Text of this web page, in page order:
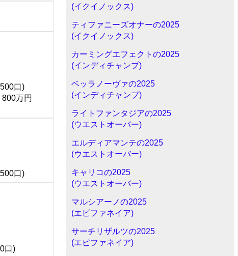
口)
800万円
口)
口)
(イクイノックス)
ティファニーズオナーの2025
(イクイノックス)
カーミングエフェクトの2025
(インディチャンプ)
ベッラノーヴァの2025
(インディチャンプ)
ライトファンタジアの2025
(ウエストオーバー)
エルディアマンテの2025
(ウエストオーバー)
キャリコの2025
(ウエストオーバー)
マルシアーノの2025
(エピファネイア)
サーチリザルツの2025
(エピファネイア)